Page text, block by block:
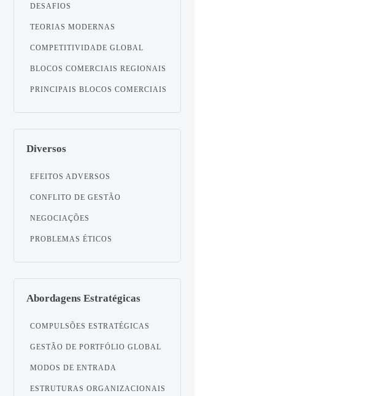
DESAFIOS
TEORIAS MODERNAS
COMPETITIVIDADE GLOBAL
BLOCOS COMERCIAIS REGIONAIS
PRINCIPAIS BLOCOS COMERCIAIS
Diversos
EFEITOS ADVERSOS
CONFLITO DE GESTÃO
NEGOCIAÇÕES
PROBLEMAS ÉTICOS
Abordagens Estratégicas
COMPULSÕES ESTRATÉGICAS
GESTÃO DE PORTFÓLIO GLOBAL
MODOS DE ENTRADA
ESTRUTURAS ORGANIZACIONAIS